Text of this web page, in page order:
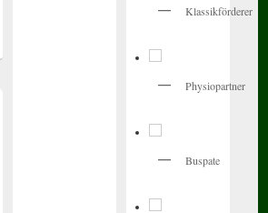
Klassikförderer
Physiopartner
Buspate